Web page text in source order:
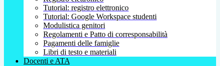
Tutorial: registro elettronico
Tutorial: Google Workspace studenti
Modulistica genitori
Regolamenti e Patto di corresponsabilità
Pagamenti delle famiglie
Libri di testo e materiali
Docenti e ATA